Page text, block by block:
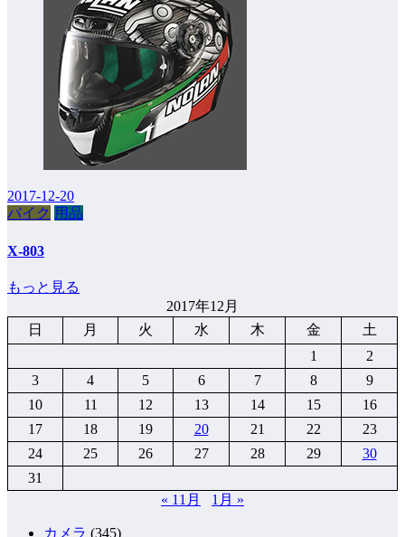
2017-12-20
バイク 用品
X-803
もっと見る
2017年12月
日
月 火 水 木 金
土
1
2
3
4 5 6 7 8
9
10
11 12 13 14 15
16
17
18 19 20 21 22
23
24
25 26 27 28 29
30
31
« 11月
1月 »
カメラ (345)